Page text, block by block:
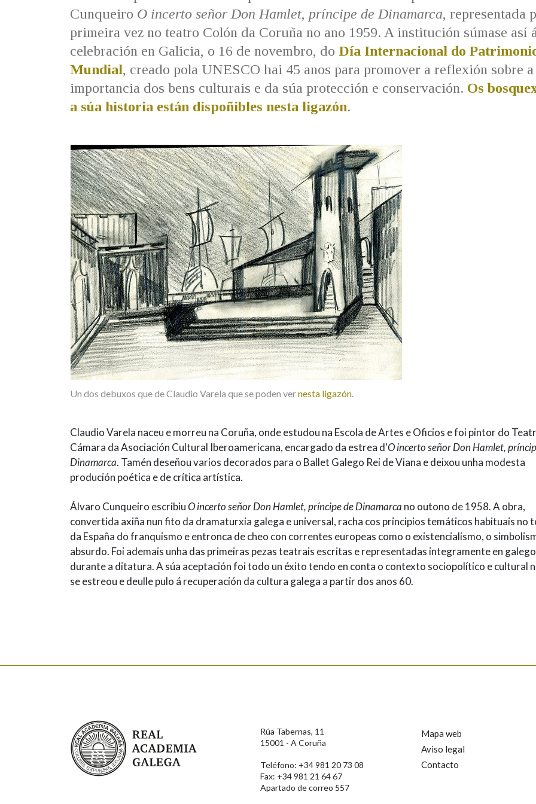
Cunqueiro O incerto señor Don Hamlet, príncipe de Dinamarca, representada
primeira vez no teatro Colón da Coruña no ano 1959. A institución súmase así á
celebración en Galicia, o 16 de novembro, do Día Internacional do
Mundial, creado pola UNESCO hai 45 anos para promover a reflexión sobre a
importancia dos bens culturais e da súa protección e conservación. Os
a súa historia están dispoñibles nesta ligazón.
Un dos debuxos que de Claudio Varela que se poden vernesta ligazón.
Claudio Varela naceu e morreu na Coruña, onde estudou na Escola de Artes e Oficios e foi pintor do
Cámara da Asociación Cultural Iberoamericana, encargado da estrea d'O incerto señor Don Hamlet,
Dinamarca. Tamén deseñou varios decorados para o Ballet Galego Rei de Viana e deixou unha modesta
produción poética e de crítica artística.
Álvaro Cunqueiro escribiuO incerto señor Don Hamlet, príncipe de Dinamarca no outono de 1958. A obra,
convertida axiña nun fito da dramaturxia galega e universal, racha cos principios temáticos habituais no
da España do franquismo e entronca de cheo con correntes europeas como o existencialismo, o
absurdo. Foi ademais unha das primeiras pezas teatrais escritas e representadas integramente en galego
durante a ditatura. A súa aceptación foi todo un éxito tendo en conta o contexto sociopolítico e cultural
se estreou e deulle pulo á recuperación da cultura galega a partir dos anos 60.
Real Academia Galega
Rúa Tabernas, 11
15001 - A Coruña
Teléfono: +34 981 20 73 08
Fax: +34 981 21 64 67
Apartado de correo 557
Mapa web
Aviso legal
Contacto